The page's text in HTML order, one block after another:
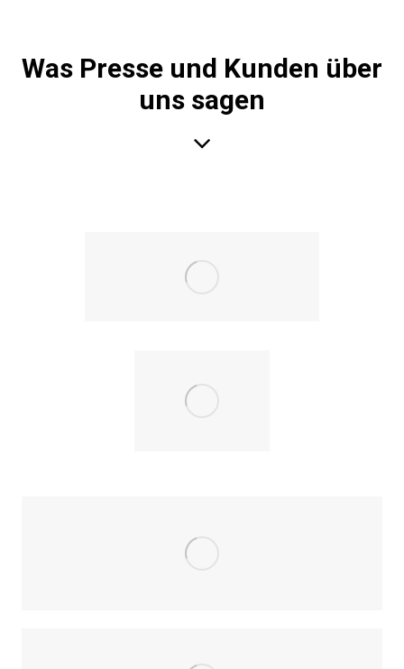
Was Presse und Kunden über
uns sagen